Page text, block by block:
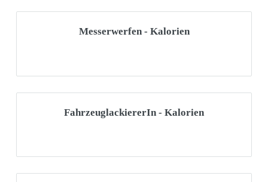
Messerwerfen - Kalorien
FahrzeuglackiererIn - Kalorien